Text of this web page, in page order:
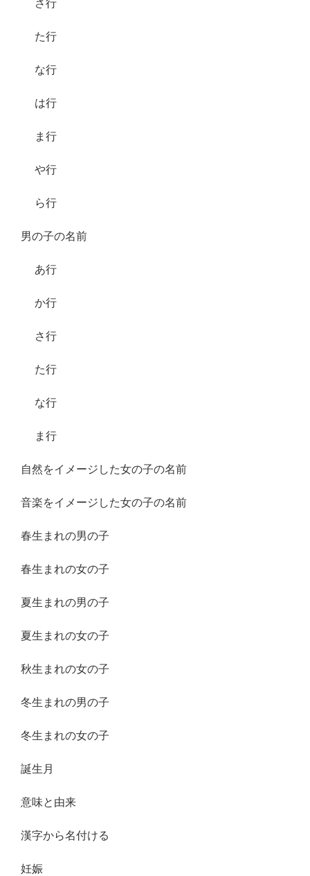
さ行
た行
な行
は行
ま行
や行
ら行
男の子の名前
あ行
か行
さ行
た行
な行
ま行
自然をイメージした女の子の名前
音楽をイメージした女の子の名前
春生まれの男の子
春生まれの女の子
夏生まれの男の子
夏生まれの女の子
秋生まれの女の子
冬生まれの男の子
冬生まれの女の子
誕生月
意味と由来
漢字から名付ける
妊娠